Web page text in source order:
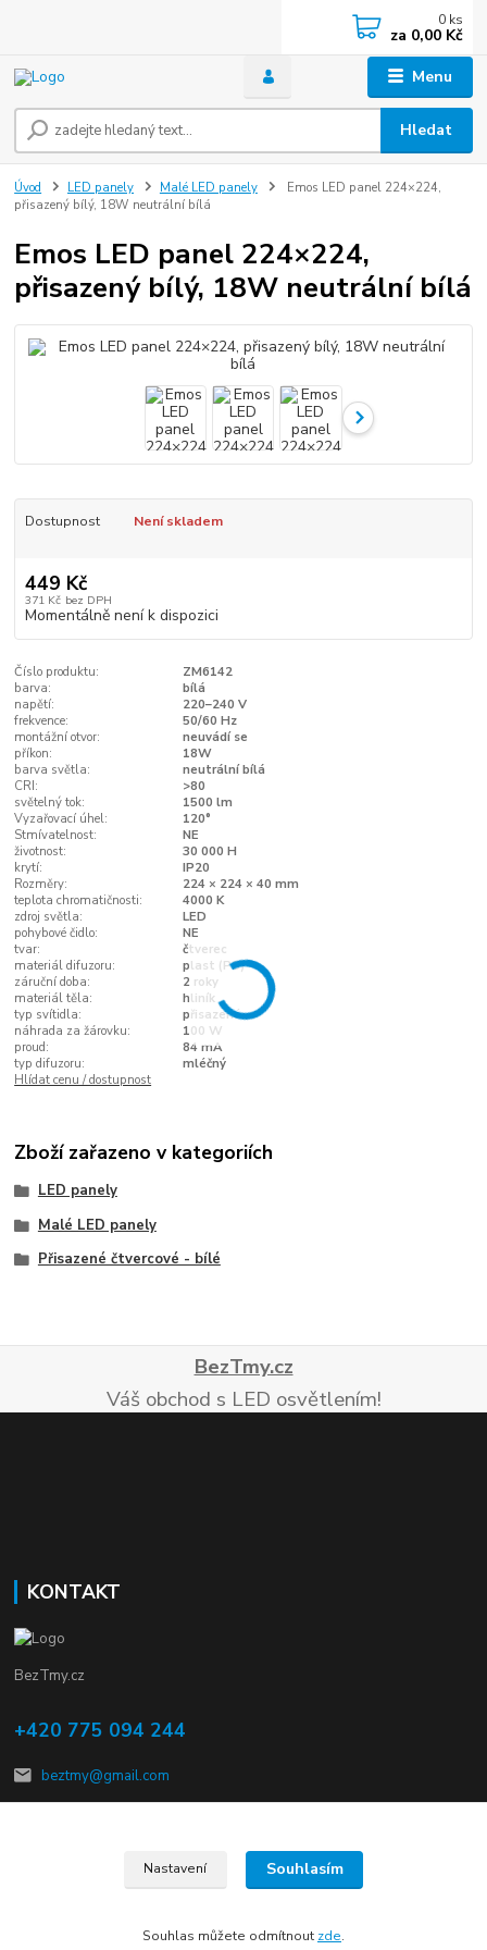
Menu
Hledat
0 ks
za 0,00 Kč
Úvod LED panely Malé LED panely
Emos LED panel 224×224,
přisazený bílý, 18W neutrální bílá
Emos LED panel 224×224,
přisazený bílý, 18W neutrální bílá
Dostupnost Není skladem
449 Kč
371 Kč bez DPH
Momentálně není k dispozici
Číslo produktu:
ZM6142
barva:
bílá
napětí:
220–240 V
frekvence:
50/60 Hz
montážní otvor:
neuvádí se
příkon:
18W
barva světla:
neutrální bílá
CRI:
>80
světelný tok:
1500 lm
Vyzařovací úhel:
120°
Stmívatelnost:
NE
životnost:
30 000 H
krytí:
IP20
Rozměry:
224 × 224 × 40 mm
teplota chromatičnosti:
4000 K
zdroj světla:
LED
pohybové čidlo:
NE
tvar:
čtverec
materiál difuzoru:
plast (PS)
záruční doba:
2 roky
materiál těla:
hliník
typ svítidla:
přisazené
náhrada za žárovku:
100 W
proud:
84 mA
typ difuzoru:
mléčný
Hlídat cenu / dostupnost
Zboží zařazeno v kategoriích
LED panely
Malé LED panely
Přisazené čtvercové - bílé
BezTmy.cz
Váš obchod s LED osvětlením!
KONTAKT
BezTmy.cz
+420 775 094 244
beztmy@gmail.com
© Copyright 2012 – 2026 kalMmach s.r.o.
Nastavení Souhlasím
Souhlas můžete odmítnout zde.